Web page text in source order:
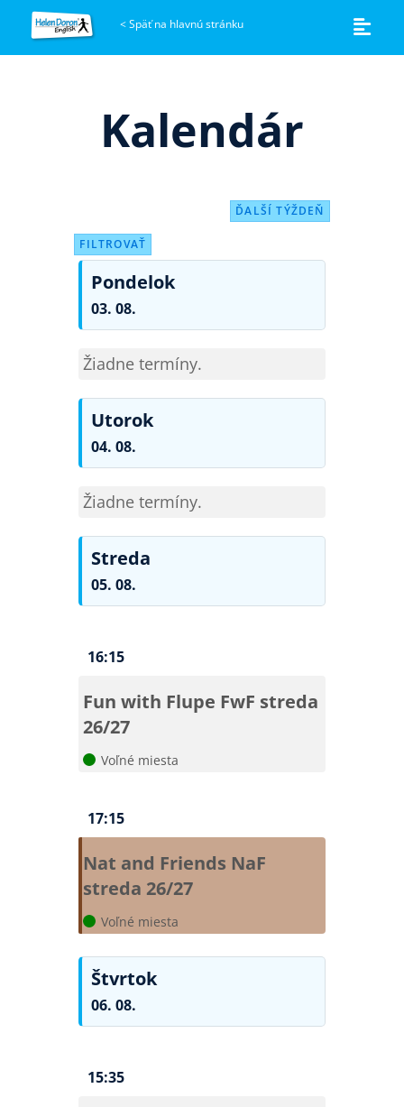
<Späť na hlavnú stránku
Kalendár
ĎALŠÍ TÝŽDEŇ
FILTROVAŤ
Pondelok
03. 08.
Žiadne termíny.
Utorok
04. 08.
Žiadne termíny.
Streda
05. 08.
16:15
Fun with Flupe FwF streda
26/27
Voľné miesta
17:15
Nat and Friends NaF
streda 26/27
Voľné miesta
Štvrtok
06. 08.
15:35